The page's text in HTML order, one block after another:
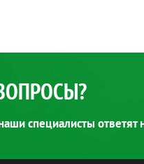
специалисты